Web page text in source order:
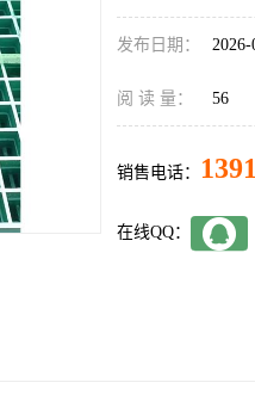
发布日期： 2026-
阅 读 量： 56
销售电话：
在线QQ：